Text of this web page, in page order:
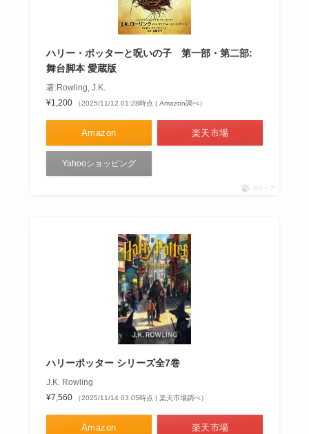
ハリー・ポッターと呪いの子 第一部・第二部:
舞台脚本 愛蔵版
著:Rowling, J.K.
¥1,200
（2025/11/12 01:28時点 | Amazon調べ）
Amazon 楽天市場
Yahooショッピング
ポチップ
ハリーポッター シリーズ全7巻
J.K. Rowling
¥7,560
（2025/11/14 03:05時点 | 楽天市場調べ）
Amazon 楽天市場